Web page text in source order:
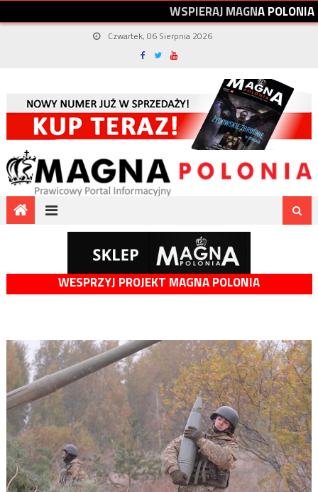
WSPIERAJMAGNAPOLONIA
Czwartek, 06 Sierpnia 2026
WESPRZYJ PROJEKT MAGNA POLONIA